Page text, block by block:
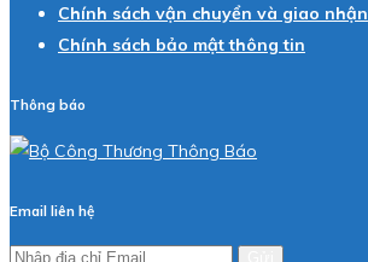
Chính sách vận chuyển và giao nhận
Chính sách bảo mật thông tin
Thông báo
Email liên hệ